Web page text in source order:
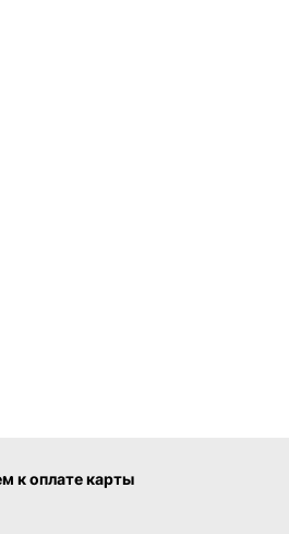
к оплате карты